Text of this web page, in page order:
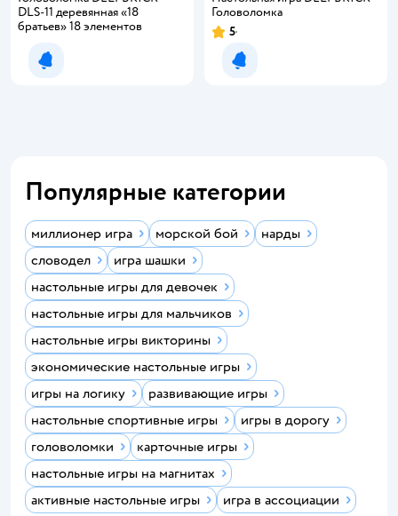
DLS-11 деревянная «18
братьев‎» 18 элементов
Уведомить о появлении
Головоломка
Рейтинг:
5
Уведомить о появлении
Популярные категории
миллионер игра морской бой
нарды
словодел
игра шашки
настольные игры для девочек
настольные игры для мальчиков
настольные игры викторины
экономические настольные игры
игры на логику
развивающие игры
настольные спортивные игры
игры в дорогу
головоломки
карточные игры
настольные игры на магнитах
активные настольные игры
игра в ассоциации